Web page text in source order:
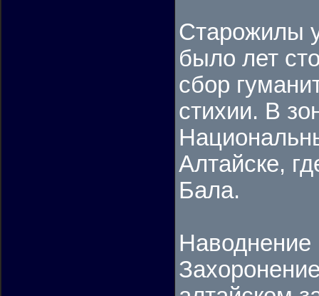
Старожилы
было лет
сбор
стихии. В
Алтайске,
Бала.